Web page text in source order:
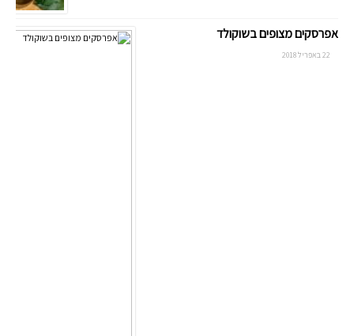
אפרסקים מצופים בשוקולד
22 באפריל 2018